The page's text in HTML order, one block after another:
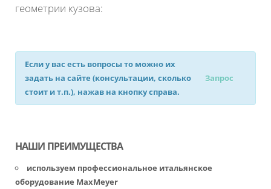
геометрии кузова:
Если у вас есть вопросы то можно их
задать на сайте (консультации, сколько
стоит и т.п.), нажав на кнопку справа.
Запрос
НАШИ ПРЕИМУЩЕСТВА
используем профессиональное итальянское
оборудование MaxMeyer